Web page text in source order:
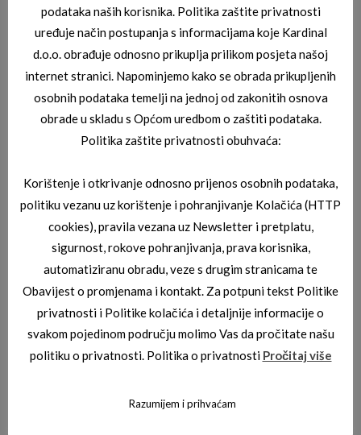
BORBONESE DIOPTRIJSKI OKVIRI
BORBONESE VEGA 05
podataka naših korisnika. Politika zaštite privatnosti
uređuje način postupanja s informacijama koje Kardinal
d.o.o. obrađuje odnosno prikuplja prilikom posjeta našoj
internet stranici. Napominjemo kako se obrada prikupljenih
osobnih podataka temelji na jednoj od zakonitih osnova
obrade u skladu s Općom uredbom o zaštiti podataka.
Politika zaštite privatnosti obuhvaća:
Korištenje i otkrivanje odnosno prijenos osobnih podataka,
politiku vezanu uz korištenje i pohranjivanje Kolačića (HTTP
cookies), pravila vezana uz Newsletter i pretplatu,
sigurnost, rokove pohranjivanja, prava korisnika,
automatiziranu obradu, veze s drugim stranicama te
Obavijest o promjenama i kontakt. Za potpuni tekst Politike
privatnosti i Politike kolačića i detaljnije informacije o
svakom pojedinom području molimo Vas da pročitate našu
politiku o privatnosti. Politika o privatnosti Pročitaj više
Razumijem i prihvaćam